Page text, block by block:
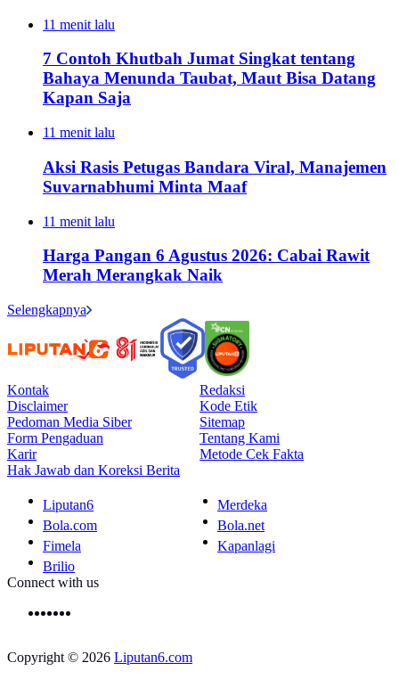
11 menit lalu
7 Contoh Khutbah Jumat Singkat tentang
Bahaya Menunda Taubat, Maut Bisa Datang
Kapan Saja
11 menit lalu
Aksi Rasis Petugas Bandara Viral, Manajemen
Suvarnabhumi Minta Maaf
11 menit lalu
Harga Pangan 6 Agustus 2026: Cabai Rawit
Merah Merangkak Naik
Selengkapnya
Kontak
Redaksi
Disclaimer
Kode Etik
Pedoman Media Siber
Sitemap
Form Pengaduan
Tentang Kami
Karir
Metode Cek Fakta
Hak Jawab dan Koreksi Berita
Liputan6
Merdeka
Bola.com
Bola.net
Fimela
Kapanlagi
Brilio
Connect with us
Copyright © 2026 Liputan6.com